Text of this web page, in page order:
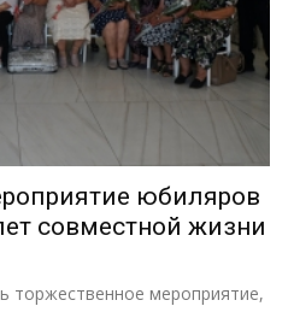
юбиляров
совместной жизни
торжественное мероприятие,